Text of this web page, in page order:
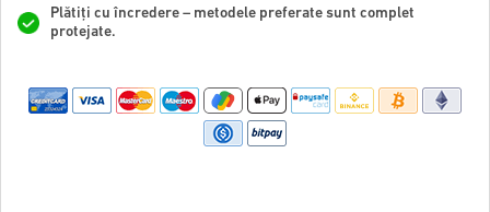
Plătiți cu încredere – metodele preferate sunt complet
protejate.